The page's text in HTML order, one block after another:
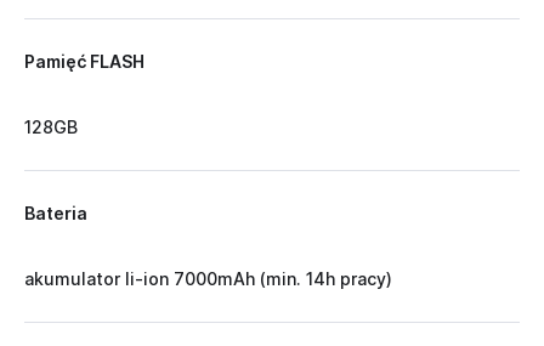
Pamięć FLASH
128GB
Bateria
akumulator li-ion 7000mAh (min. 14h pracy)